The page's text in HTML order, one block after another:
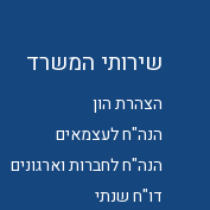
שירותי המשרד
הצהרת הון
הנה"ח לעצמאים
הנה"ח לחברות וארגונים
דו"ח שנתי